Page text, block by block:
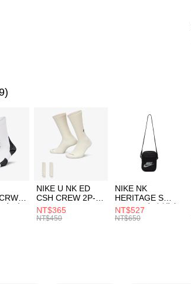
中
NIKE U NK ED
CSH CREW 2P-
144 EMBRDY 男
女 短統襪
NT$365
NT$450
NIKE NK
HERITAGE S
SMIT 男女 側背包
BA5871010
NT$527
NT$650